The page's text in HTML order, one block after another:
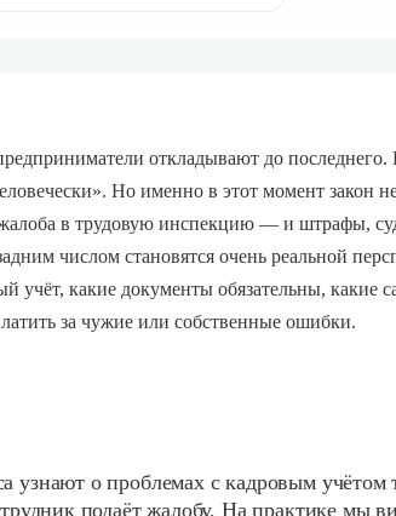
откладывают до последнего.
Но именно в этот момент закон
в трудовую инспекцию — и штрафы,
числом становятся очень реальной
учёт, какие документы обязательны, какие
за чужие или собственные ошибки.
узнают о проблемах с кадровым учётом
подаёт жалобу. На практике мы